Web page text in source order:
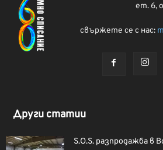
ет. 6,
свържете се с нас:
Други статии
S.O.S. разпродажба в